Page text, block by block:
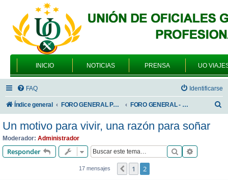
INICIO NOTICIAS PRENSA UO
FAQ Identificarse
Índice general FORO GENERAL PARA TODOS LOS USUARIOS FORO GENERAL - VARIEDADES
Un motivo para vivir, una razón para soñar
Moderador: Administrador
Responder Buscar
17 mensajes Anterior
1 2